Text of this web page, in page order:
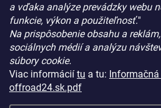
a vďaka analýze prevádzky webu
funkcie, výkon a použiteľnosť."
Na prispôsobenie obsahu a
sociálnych médií a analýzu
súbory cookie.
Viac informácií tu a tu:
offroad24.sk.pdf
Vitajte! Aby bolo hľadanie tých
vozidlo čo najrýchlejšie a
malý tip:
Začnite výberom vášho
zaistíte, že uvidíte len